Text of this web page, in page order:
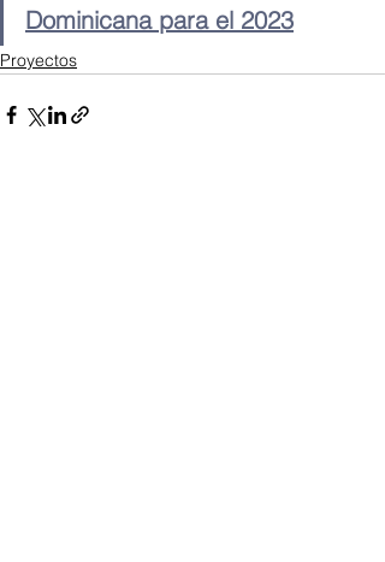
Dominicana para el 2023
Proyectos